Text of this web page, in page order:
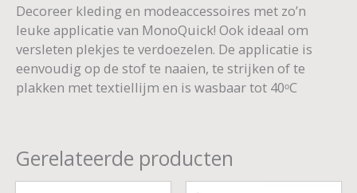
Decoreer kleding en modeaccessoires met zo’n
leuke applicatie van MonoQuick! Ook ideaal om
versleten plekjes te verdoezelen. De applicatie is
eenvoudig op de stof te naaien, te strijken of te
plakken met textiellijm en is wasbaar tot 40ᵒC
Gerelateerde producten